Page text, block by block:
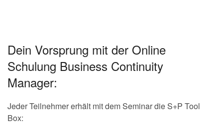
Dein Vorsprung mit der Online
Schulung Business Continuity
Manager:
Jeder Teilnehmer erhält mit dem Seminar die S+P Tool
Box: